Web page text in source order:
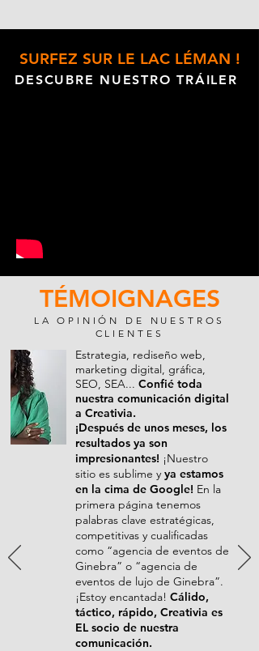
SURFEZ SUR LE LAC LÉMAN !
DESCUBRE NUESTRO TRÁILER
TÉMOIGNAGES
LA OPINIÓN DE NUESTROS
CLIENTES
Estrategia, rediseño web,
marketing digital, gráfica,
SEO, SEA... Confié toda
nuestra comunicación digital
a Creativia.
¡Después de unos meses, los
resultados ya son
impresionantes! ¡Nuestro
sitio es sublime y ya estamos
en la cima de Google! En la
primera página tenemos
palabras clave estratégicas,
competitivas y cualificadas
como “agencia de eventos de
Ginebra” o “agencia de
eventos de lujo de Ginebra”.
¡Estoy encantada! Cálido,
táctico, rápido, Creativia es
EL socio de nuestra
comunicación.